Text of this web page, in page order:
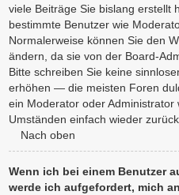
viele Beiträge Sie bislang erstellt
bestimmte Benutzer wie
Normalerweise können Sie den
ändern, da sie von der Board-
Bitte schreiben Sie keine
erhöhen — die meisten Foren
ein Moderator oder
Umständen einfach wieder
Nach oben
Wenn ich bei einem Benutzer
werde ich aufgefordert, mich